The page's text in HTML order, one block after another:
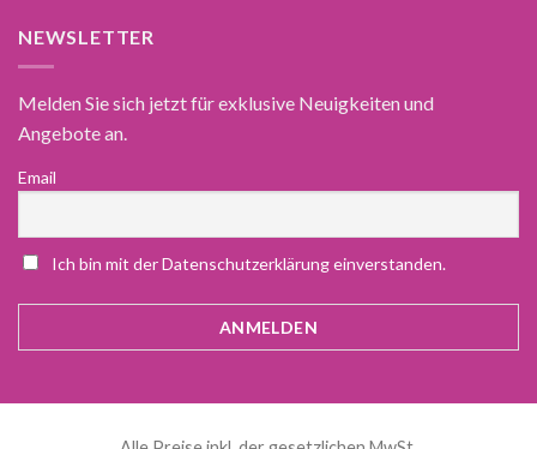
NEWSLETTER
Melden Sie sich jetzt für exklusive Neuigkeiten und
Angebote an.
Email
Ich bin mit der Datenschutzerklärung einverstanden.